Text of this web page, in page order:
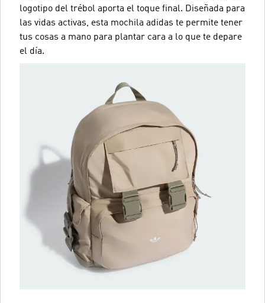
logotipo del trébol aporta el toque final. Diseñada para
las vidas activas, esta mochila adidas te permite tener
tus cosas a mano para plantar cara a lo que te depare
el día.